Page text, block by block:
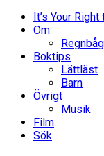
It’s Your
Om
Boktips
Lättläst
Barn
Övrigt
Musik
Film
Sök